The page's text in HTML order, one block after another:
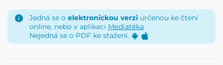
Jedná se o elektronickou verzi určenou ke čtení
online, nebo v aplikaci Mediatéka.
Nejedná se o PDF ke stažení.